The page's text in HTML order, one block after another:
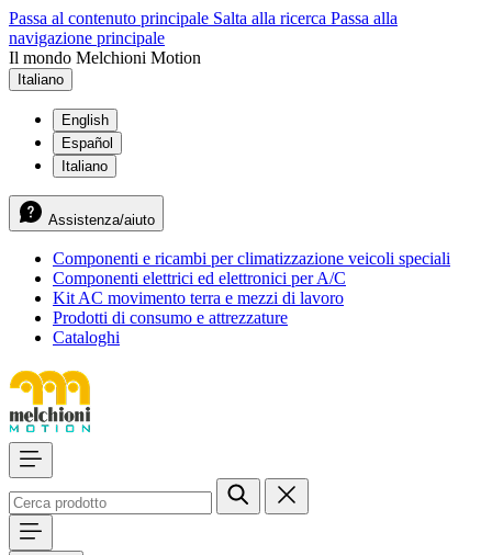
Passa al contenuto principale Salta alla ricerca Passa alla
navigazione principale
Il mondo Melchioni Motion
Italiano
English
Español
Italiano
Assistenza/aiuto
Componenti e ricambi per climatizzazione veicoli speciali
Componenti elettrici ed elettronici per A/C
Kit AC movimento terra e mezzi di lavoro
Prodotti di consumo e attrezzature
Cataloghi